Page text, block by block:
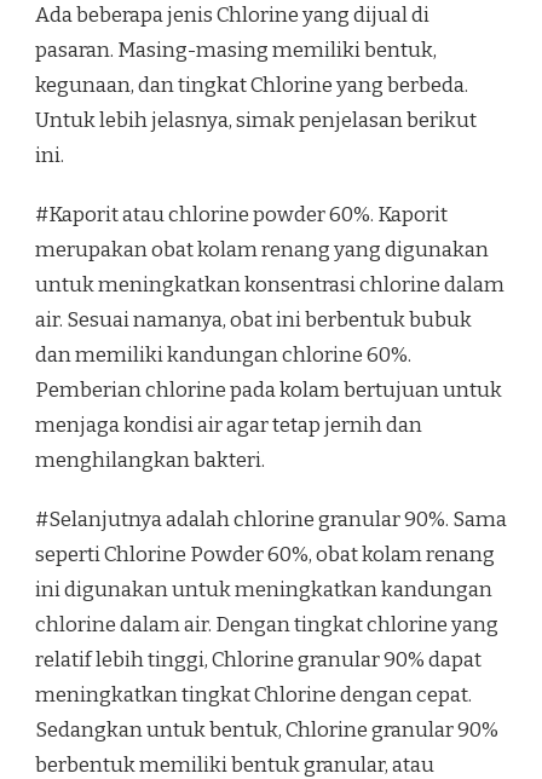
Ada beberapa jenis Chlorine yang dijual di
pasaran. Masing-masing memiliki bentuk,
kegunaan, dan tingkat Chlorine yang berbeda.
Untuk lebih jelasnya, simak penjelasan berikut
ini.
#Kaporit atau chlorine powder 60%. Kaporit
merupakan obat kolam renang yang digunakan
untuk meningkatkan konsentrasi chlorine dalam
air. Sesuai namanya, obat ini berbentuk bubuk
dan memiliki kandungan chlorine 60%.
Pemberian chlorine pada kolam bertujuan untuk
menjaga kondisi air agar tetap jernih dan
menghilangkan bakteri.
#Selanjutnya adalah chlorine granular 90%. Sama
seperti Chlorine Powder 60%, obat kolam renang
ini digunakan untuk meningkatkan kandungan
chlorine dalam air. Dengan tingkat chlorine yang
relatif lebih tinggi, Chlorine granular 90% dapat
meningkatkan tingkat Chlorine dengan cepat.
Sedangkan untuk bentuk, Chlorine granular 90%
berbentuk memiliki bentuk granular, atau